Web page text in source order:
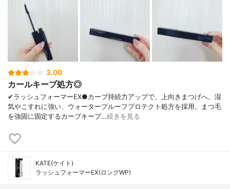
3.00
カールキープ処方◎
✔︎ラッシュフォーマーEX●カーブ持続力アップで、上向きまつげへ。湿
気やこすれに強い、ウォータープルーフプロテクト処方を採用。まつ毛
を強固に固定するカーブキープ…続きを見る
KATE(ケイト)
ラッシュフォーマーEX(ロングWP)